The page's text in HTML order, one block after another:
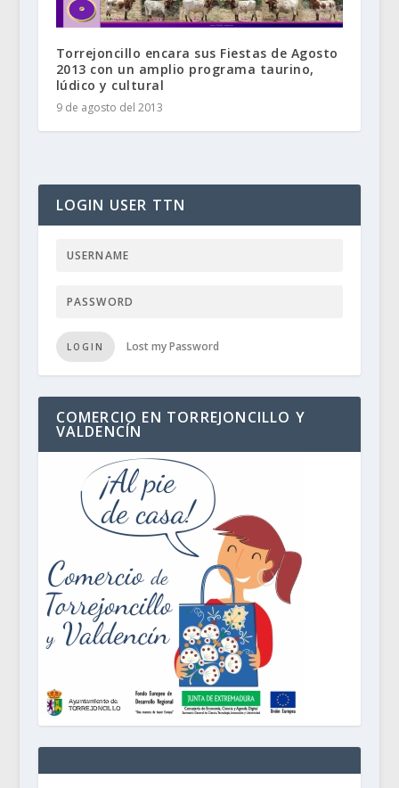
Torrejoncillo encara sus Fiestas de Agosto
2013 con un amplio programa taurino,
lúdico y cultural
9 de agosto del 2013
LOGIN USER TTN
LOGIN Lost my Password
COMERCIO EN TORREJONCILLO Y
VALDENCÍN